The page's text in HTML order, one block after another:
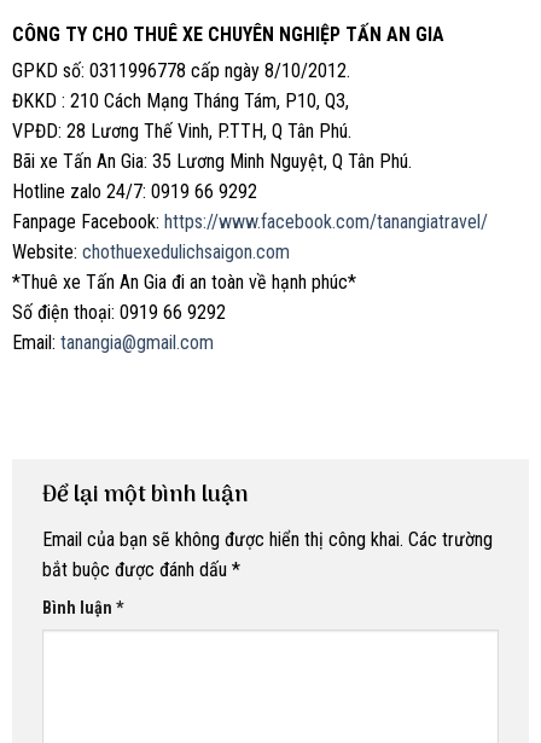
CÔNG TY CHO THUÊ XE CHUYÊN NGHIỆP TẤN AN GIA
GPKD số: 0311996778 cấp ngày 8/10/2012.
ĐKKD : 210 Cách Mạng Tháng Tám, P10, Q3,
VPĐD: 28 Lương Thế Vinh, P.TTH, Q Tân Phú.
Bãi xe Tấn An Gia: 35 Lương Minh Nguyệt, Q Tân Phú.
Hotline zalo 24/7: 0919 66 9292
Fanpage Facebook: https://www.facebook.com/tanangiatravel/
Website: chothuexedulichsaigon.com
*Thuê xe Tấn An Gia đi an toàn về hạnh phúc*
Số điện thoại: 0919 66 9292
Email: tanangia@gmail.com
Để lại một bình luận
Email của bạn sẽ không được hiển thị công khai. Các trường
bắt buộc được đánh dấu *
Bình luận *